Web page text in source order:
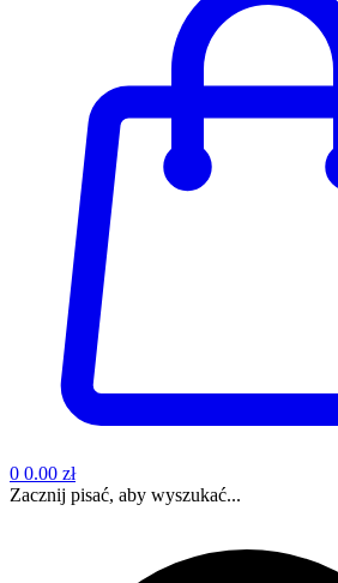
0 0.00 zł
Zacznij pisać, aby wyszukać...